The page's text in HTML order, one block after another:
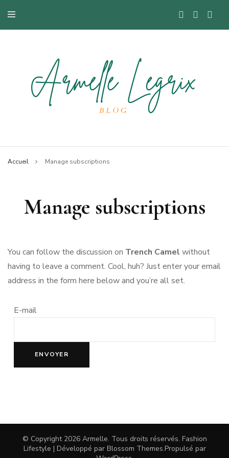
Armelle
Accueil Manage subscriptions
Manage subscriptions
You can follow the discussion on Trench Camel without
having to leave a comment. Cool, huh? Just enter your email
address in the form here below and you’re all set.
E-mail
© Copyright 2026 Armelle. Tous droits réservés. Fashion
Lifestyle | Développé par Blossom Themes.Propulsé par